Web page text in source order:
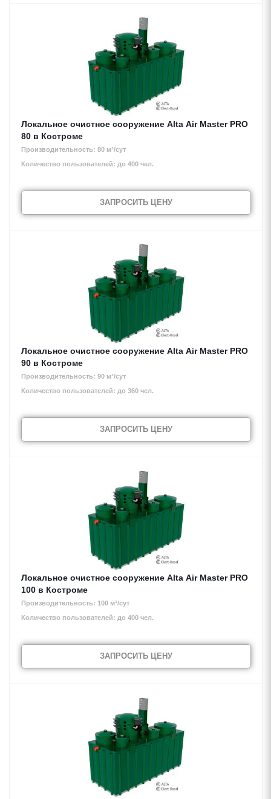
Локальное очистное сооружение Alta Air Master PRO
80 в Костроме
Производительность: 80 м³/сут
Количество пользователей: до 400 чел.
ЗАПРОСИТЬ ЦЕНУ
Локальное очистное сооружение Alta Air Master PRO
90 в Костроме
Производительность: 90 м³/сут
Количество пользователей: до 360 чел.
ЗАПРОСИТЬ ЦЕНУ
Локальное очистное сооружение Alta Air Master PRO
100 в Костроме
Производительность: 100 м³/сут
Количество пользователей: до 400 чел.
ЗАПРОСИТЬ ЦЕНУ